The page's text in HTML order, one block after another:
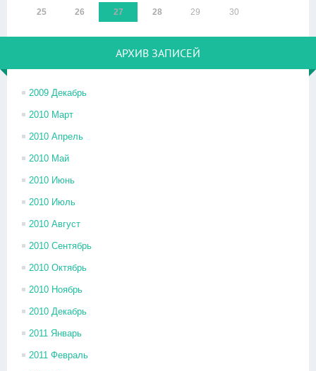
25 26 27 28 29 30
АРХИВ ЗАПИСЕЙ
2009 Декабрь
2010 Март
2010 Апрель
2010 Май
2010 Июнь
2010 Июль
2010 Август
2010 Сентябрь
2010 Октябрь
2010 Ноябрь
2010 Декабрь
2011 Январь
2011 Февраль